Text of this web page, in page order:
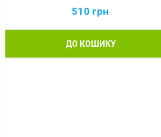
510 грн
ДО КОШИКУ